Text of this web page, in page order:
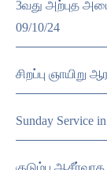
3வது அற்புத
09/10/24
சிறப்பு ஞாயிறு
Sunday Service
குடும்ப ஆசீர்வாத